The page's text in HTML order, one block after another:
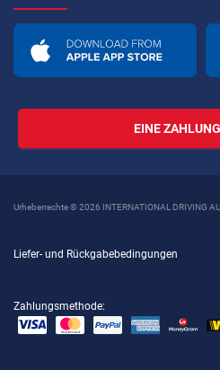
EINE
Urheberrechte © 2026 INTERNATIONAL DRIVING
Liefer- und Rückgabebedingungen
Zahlungsmethode: